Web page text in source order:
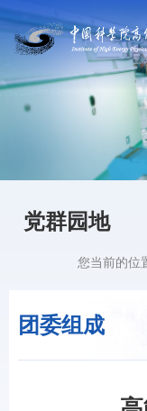
党群园地
团委组成
您当前的位